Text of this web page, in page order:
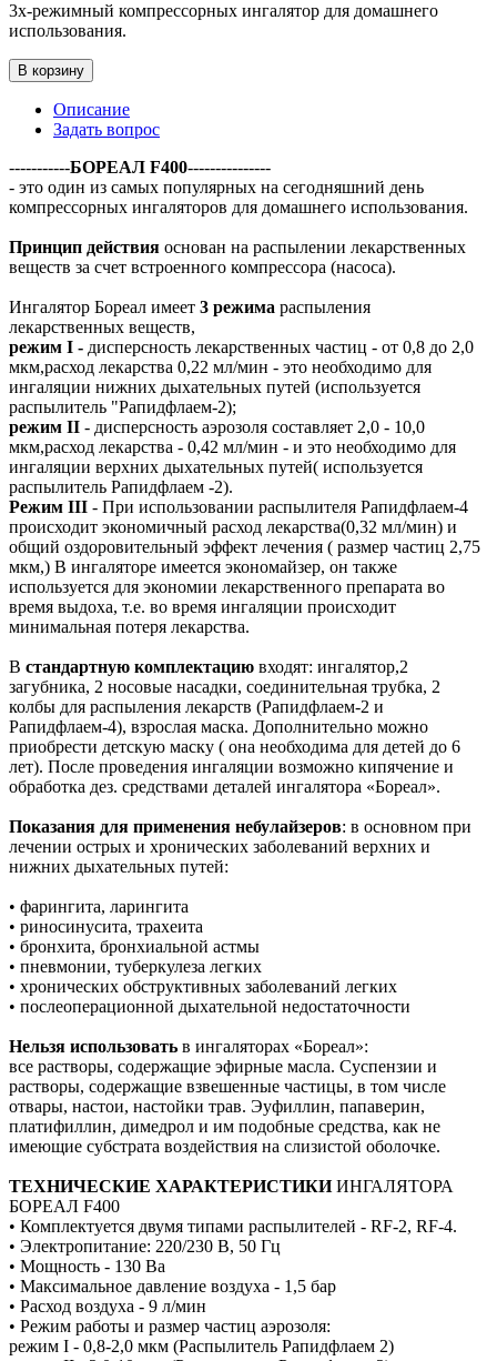
3х-режимный компрессорных ингалятор для домашнего
использования.
В корзину
Описание
Задать вопрос
-----------БОРЕАЛ F400---------------
- это один из самых популярных на сегодняшний день
компрессорных ингаляторов для домашнего использования.
Принцип действия основан на распылении лекарственных
веществ за счет встроенного компрессора (насоса).
Ингалятор Бореал имеет 3 режима распыления
лекарственных веществ,
режим I - дисперсность лекарственных частиц - от 0,8 до 2,0
мкм,расход лекарства 0,22 мл/мин - это необходимо для
ингаляции нижних дыхательных путей (используется
распылитель "Рапидфлаем-2);
режим II - дисперсность аэрозоля составляет 2,0 - 10,0
мкм,расход лекарства - 0,42 мл/мин - и это необходимо для
ингаляции верхних дыхательных путей( используется
распылитель Рапидфлаем -2).
Режим III - При использовании распылителя Рапидфлаем-4
происходит экономичный расход лекарства(0,32 мл/мин) и
общий оздоровительный эффект лечения ( размер частиц 2,75
мкм,) В ингаляторе имеется экономайзер, он также
используется для экономии лекарственного препарата во
время выдоха, т.е. во время ингаляции происходит
минимальная потеря лекарства.
В стандартную комплектацию входят: ингалятор,2
загубника, 2 носовые насадки, соединительная трубка, 2
колбы для распыления лекарств (Рапидфлаем-2 и
Рапидфлаем-4), взрослая маска. Дополнительно можно
приобрести детскую маску ( она необходима для детей до 6
лет). После проведения ингаляции возможно кипячение и
обработка дез. средствами деталей ингалятора «Бореал».
Показания для применения небулайзеров: в основном при
лечении острых и хронических заболеваний верхних и
нижних дыхательных путей:
• фарингита, ларингита
• риносинусита, трахеита
• бронхита, бронхиальной астмы
• пневмонии, туберкулеза легких
• хронических обструктивных заболеваний легких
• послеоперационной дыхательной недостаточности
Нельзя использовать в ингаляторах «Бореал»:
все растворы, содержащие эфирные масла. Суспензии и
растворы, содержащие взвешенные частицы, в том числе
отвары, настои, настойки трав. Эуфиллин, папаверин,
платифиллин, димедрол и им подобные средства, как не
имеющие субстрата воздействия на слизистой оболочке.
ТЕХНИЧЕСКИЕ ХАРАКТЕРИСТИКИИНГАЛЯТОРА
БОРЕАЛ F400
• Комплектуется двумя типами распылителей - RF-2, RF-4.
• Электропитание: 220/230 В, 50 Гц
• Мощность - 130 Ва
• Максимальное давление воздуха - 1,5 бар
• Расход воздуха - 9 л/мин
• Режим работы и размер частиц аэрозоля:
режим I - 0,8-2,0 мкм (Распылитель Рапидфлаем 2)